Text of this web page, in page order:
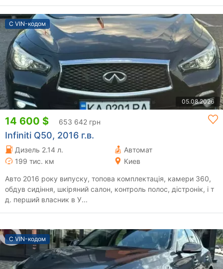
С VIN-кодом
05.08.2026
14 600 $ 653 642 грн
Infiniti Q50, 2016 г.в.
Дизель 2.14 л.
Автомат
199 тис. км
Киев
Авто 2016 року випуску, топова комплектація, камери 360,
обдув сидіння, шкіряний салон, контроль полос, дістронік, і т
д. перший власник в У...
С VIN-кодом